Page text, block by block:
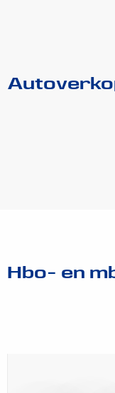
Hbo- en